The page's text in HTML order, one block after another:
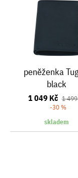
peněženka
black
1 049 Kč 1
-30 %
skladem